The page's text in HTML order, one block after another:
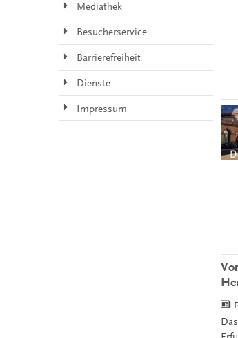
Mediathek
Besucherservice
Barrierefreiheit
Dienste
Impressum